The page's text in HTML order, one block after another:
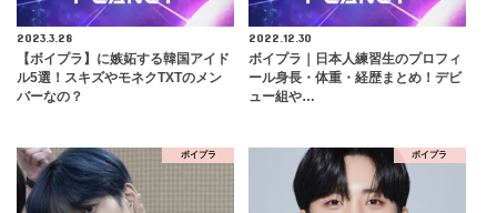
2023.3.28
【ボイプラ】に嫉妬する韓国アイド
ル5選！スキズやモネクTXTのメン
バーなの？
2022.12.30
ボイプラ｜日本人練習生のプロフィ
ール身長・体重・経歴まとめ！デビ
ュー組や…
ボイプラ ボイプラ